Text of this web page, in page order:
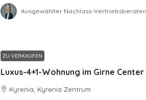
Ausgewählter Nachlass-Vertriebsberater
ZU VERKAUFEN
Luxus-4+1-Wohnung im Girne Center
Kyrenia, Kyrenia Zentrum